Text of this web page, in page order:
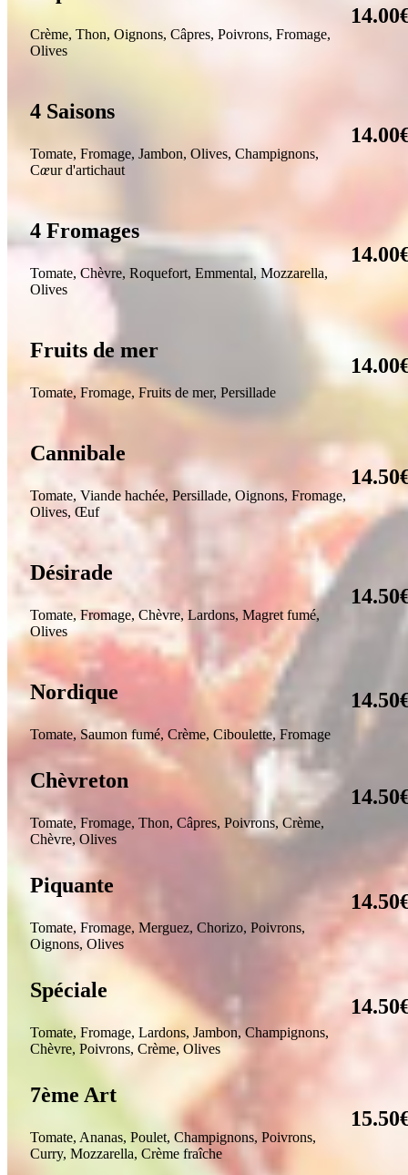
Crème, Thon, Oignons, Câpres, Poivrons, Fromage,
Olives
4 Saisons
Tomate, Fromage, Jambon, Olives, Champignons,
Cœur d'artichaut
4 Fromages
Tomate, Chèvre, Roquefort, Emmental, Mozzarella,
Olives
Fruits de mer
Tomate, Fromage, Fruits de mer, Persillade
Cannibale
Tomate, Viande hachée, Persillade, Oignons, Fromage,
Olives, Œuf
Désirade
Tomate, Fromage, Chèvre, Lardons, Magret fumé,
Olives
Nordique
Tomate, Saumon fumé, Crème, Ciboulette, Fromage
Chèvreton
Tomate, Fromage, Thon, Câpres, Poivrons, Crème,
Chèvre, Olives
Piquante
Tomate, Fromage, Merguez, Chorizo, Poivrons,
Oignons, Olives
Spéciale
Tomate, Fromage, Lardons, Jambon, Champignons,
Chèvre, Poivrons, Crème, Olives
7ème Art
Tomate, Ananas, Poulet, Champignons, Poivrons,
Curry, Mozzarella, Crème fraîche